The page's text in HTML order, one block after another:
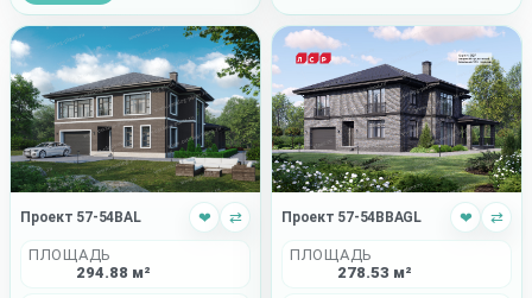
Проект 57-54BAL ❤ ⇄
ПЛОЩАДЬ
294.88 м²
Проект 57-54BBAGL ❤ ⇄
ПЛОЩАДЬ
278.53 м²